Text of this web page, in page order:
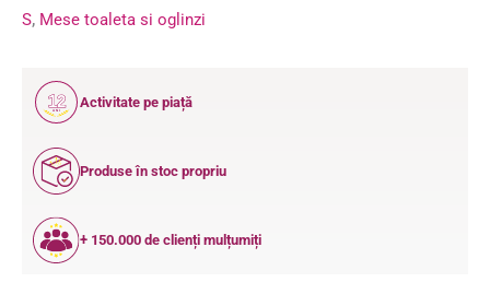
S, Mese toaleta si oglinzi
12
ANI
Activitate pe piață
Produse în stoc propriu
+ 150.000 de clienți mulțumiți